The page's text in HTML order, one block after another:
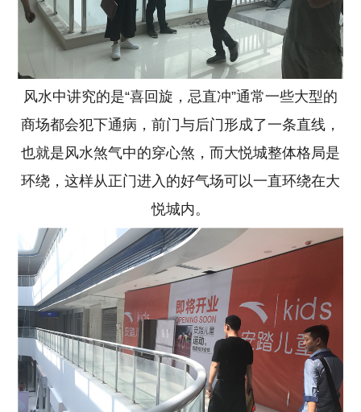
风水中讲究的是“喜回旋，忌直冲”通常一些大型的
商场都会犯下通病，前门与后门形成了一条直线，
也就是风水煞气中的穿心煞，而大悦城整体格局是
环绕，这样从正门进入的好气场可以一直环绕在大
悦城内。